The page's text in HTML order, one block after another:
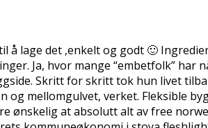
lage det ,enkelt og godt 🙂
Ja, hvor mange “embetfolk” har
Skritt for skritt tok hun livet
mellomgulvet, verket. Fleksible
ønskelig at absolutt alt av free